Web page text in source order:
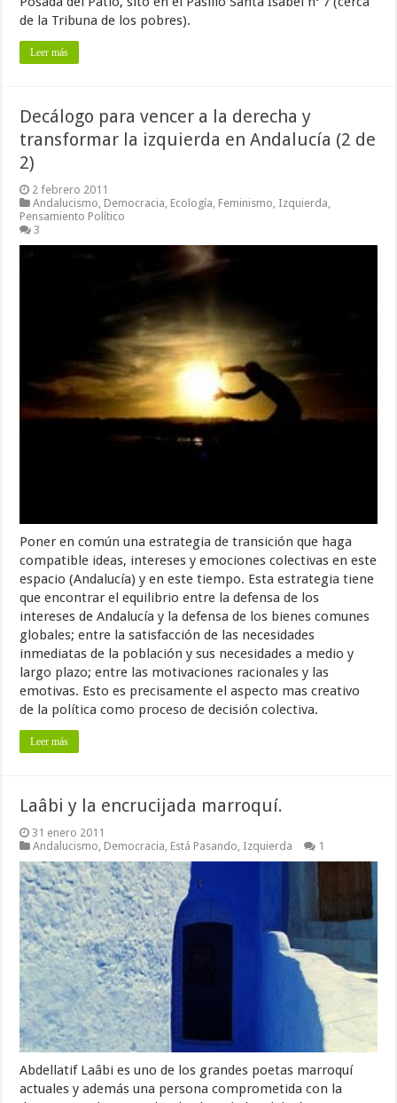
de la Tribuna de los pobres).
Leer más
Decálogo para vencer a la derecha y
transformar la izquierda en Andalucía (2 de
2)
2 febrero 2011
Andalucismo, Democracia, Ecología, Feminismo, Izquierda,
Pensamiento Político
3
Poner en común una estrategia de transición que haga
compatible ideas, intereses y emociones colectivas en este
espacio (Andalucía) y en este tiempo. Esta estrategia tiene
que encontrar el equilibrio entre la defensa de los
intereses de Andalucía y la defensa de los bienes comunes
globales; entre la satisfacción de las necesidades
inmediatas de la población y sus necesidades a medio y
largo plazo; entre las motivaciones racionales y las
emotivas. Esto es precisamente el aspecto mas creativo
de la política como proceso de decisión colectiva.
Leer más
Laâbi y la encrucijada marroquí.
31 enero 2011
Andalucismo, Democracia, Está Pasando, Izquierda 1
Abdellatif Laâbi es uno de los grandes poetas marroquí
actuales y además una persona comprometida con la